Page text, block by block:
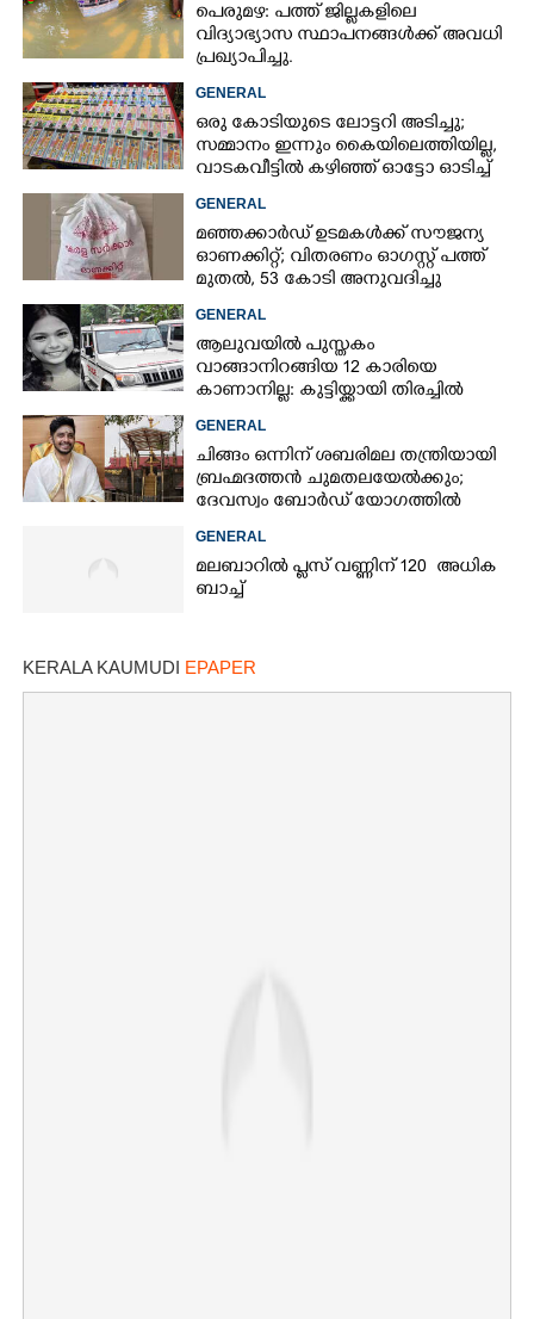
പെരുമഴ: പത്ത് ജില്ലകളിലെ
വിദ്യാഭ്യാസ സ്ഥാപനങ്ങൾക്ക് അവധി
പ്രഖ്യാപിച്ചു.
GENERAL
ഒരു കോടിയുടെ ലോട്ടറി അടിച്ചു;
സമ്മാനം ഇന്നും കൈയിലെത്തിയില്ല,
വാടകവീട്ടിൽ കഴിഞ്ഞ് ഓട്ടോ ഓടിച്ച്
GENERAL
മഞ്ഞക്കാർഡ് ഉടമകൾക്ക് സൗജന്യ
ഓണക്കിറ്റ്; വിതരണം ഓഗസ്റ്റ് പത്ത്
മുതൽ, 53 കോടി അനുവദിച്ചു
GENERAL
ആലുവയിൽ പുസ്തകം
വാങ്ങാനിറങ്ങിയ 12 കാരിയെ
കാണാനില്ല: കുട്ടിയ്ക്കായി തിരച്ചിൽ
GENERAL
ചിങ്ങം ഒന്നിന് ശബരിമല തന്ത്രിയായി
ബ്രഹ്മദത്തൻ ചുമതലയേൽക്കും;
ദേവസ്വം ബോർഡ് യോഗത്തിൽ
GENERAL
മലബാറിൽ പ്ലസ് വണ്ണിന് 120 അധിക
ബാച്ച്
KERALA KAUMUDI EPAPER
×
Share this link